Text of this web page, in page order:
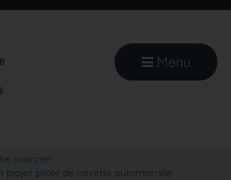
Menu
avancée
pilote de navette automatisée